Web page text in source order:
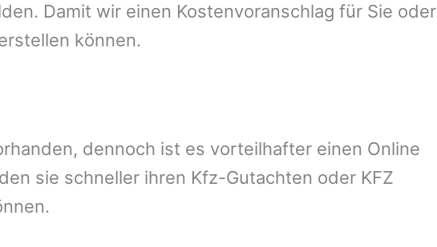
Damit wir einen Kostenvoranschlag für Sie oder
können.
dennoch ist es vorteilhafter einen Online
sie schneller ihren Kfz-Gutachten oder KFZ